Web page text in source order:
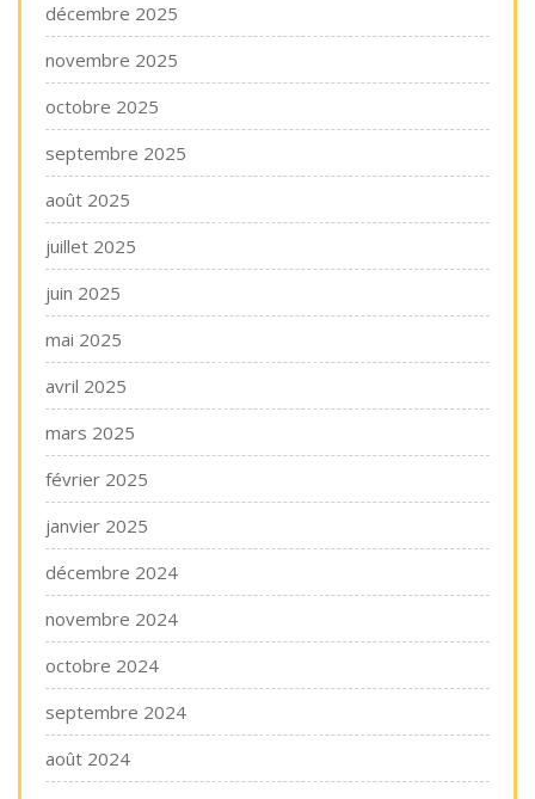
décembre 2025
novembre 2025
octobre 2025
septembre 2025
août 2025
juillet 2025
juin 2025
mai 2025
avril 2025
mars 2025
février 2025
janvier 2025
décembre 2024
novembre 2024
octobre 2024
septembre 2024
août 2024